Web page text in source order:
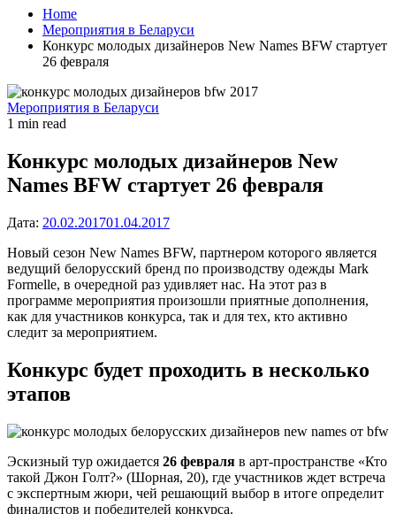
Home
Мероприятия в Беларуси
Конкурс молодых дизайнеров New Names BFW стартует
26 февраля
Posted
in
Мероприятия в Беларуси
Estimated
time
1 min read
Конкурс молодых дизайнеров New
Names BFW стартует 26 февраля
Дата: 20.02.201701.04.2017
Новый сезон New Names BFW, партнером которого является
ведущий белорусский бренд по производству одежды Mark
Formelle, в очередной раз удивляет нас. На этот раз в
программе мероприятия произошли приятные дополнения,
как для участников конкурса, так и для тех, кто активно
следит за мероприятием.
Конкурс будет проходить в несколько
этапов
Эскизный тур ожидается 26 февраля в арт-пространстве «Кто
такой Джон Голт?» (Шорная, 20), где участников ждет встреча
с экспертным жюри, чей решающий выбор в итоге определит
финалистов и победителей конкурса.